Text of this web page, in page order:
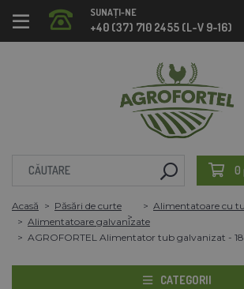
SUNAȚI-NE
+40 (37) 710 2455 (L-V 9-16)
0
Acasă Păsări de curte
Alimentatoare cu
Alimentatoare galvanizate
AGROFORTEL Alimentator tub galvanizat -
CATEGORII